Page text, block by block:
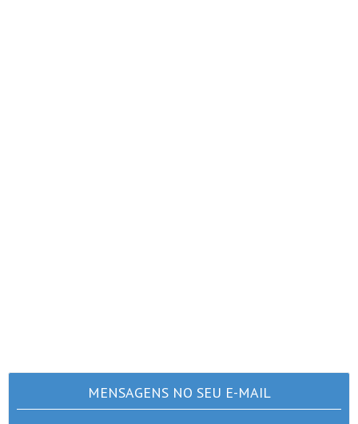
MENSAGENS NO SEU E-MAIL